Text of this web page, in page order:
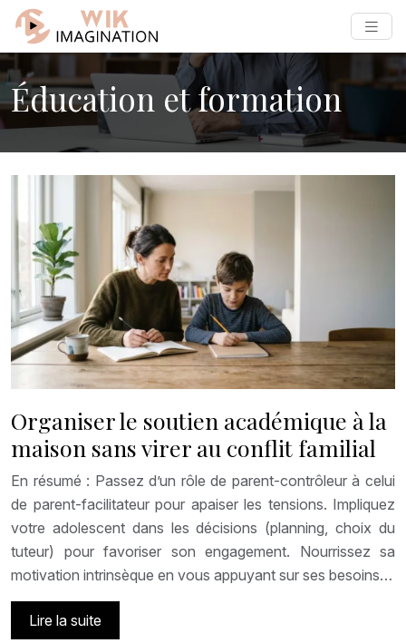
Éducation et formation
Organiser le soutien académique à la
maison sans virer au conflit familial
En résumé : Passez d’un rôle de parent-contrôleur à celui
de parent-facilitateur pour apaiser les tensions. Impliquez
votre adolescent dans les décisions (planning, choix du
tuteur) pour favoriser son engagement. Nourrissez sa
motivation intrinsèque en vous appuyant sur ses besoins…
Lire la suite